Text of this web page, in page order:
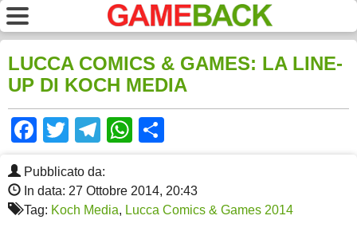
LUCCA COMICS & GAMES: LA LINE-
UP DI KOCH MEDIA
Facebook
TwitterTelegram
WhatsApp
Pubblicato da:
In data: 27 Ottobre 2014, 20:43
Tag: Koch Media, Lucca Comics & Games 2014